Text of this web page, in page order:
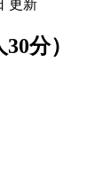
更新
分）